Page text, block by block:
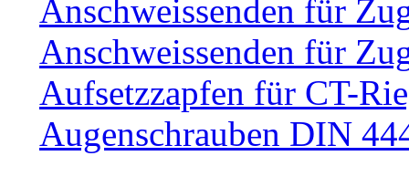
Anschweissenden für
Anschweissenden für
Aufsetzzapfen für CT-
Augenschrauben DIN